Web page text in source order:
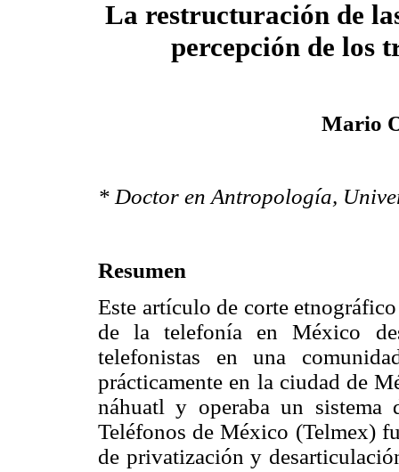
La restructuración de
percepción de los
Mario
* Doctor en Antropología,
Resumen
Este artículo de corte
de la telefonía en México
telefonistas en una
prácticamente en la ciudad de
náhuatl y operaba un sistema
Teléfonos de México (Telmex)
de privatización y